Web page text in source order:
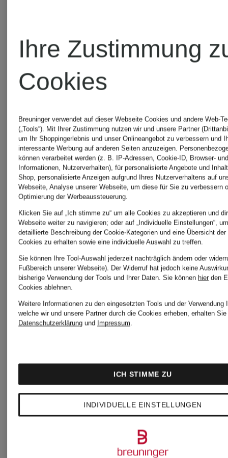
CHF 119 CHF
new
balance
Sneaker
9060
balance
Sneaker
240L
Ihre Zustimmung
Cookies
Breuninger verwendet auf dieser Webseite Cookies und andere Web-
(„Tools“). Mit Ihrer Zustimmung nutzen wir und unsere Partner
um Ihr Shoppingerlebnis und unser Onlineangebot zu verbessern und
interessante Werbung auf anderen Seiten anzuzeigen.
können verarbeitet werden (z. B. IP-Adressen, Cookie-ID, Browser-
Informationen, Nutzerverhalten), für personalisierte Angebote und
Shop, personalisierte Anzeigen aufgrund Ihres Nutzerverhaltens auf
Webseite, Analyse unserer Webseite, um diese für Sie zu verbessern
Optimierung der Werbeaussteuerung.
Klicken Sie auf „Ich stimme zu“ um alle Cookies zu akzeptieren und
Webseite weiter zu navigieren; oder auf „Individuelle Einstellungen“,
detaillierte Beschreibung der Cookie-Kategorien und eine Übersicht
Cookies zu erhalten sowie eine individuelle Auswahl zu treffen.
Sie können Ihre Tool-Auswahl jederzeit nachträglich ändern oder
Fußbereich unserer Webseite). Der Widerruf hat jedoch keine
bisherige Verwendung der Tools und Ihrer Daten. Sie können hier den
Cookies ablehnen.
Weitere Informationen zu den eingesetzten Tools und der Verwendung
welche wir und unsere Partner durch die Cookies erheben, erhalten
Datenschutzerklärung und Impressum.
INDIVIDUELLE EINSTELLUNGEN
ICH STIMME ZU